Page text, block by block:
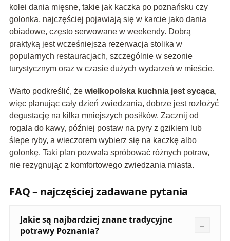
kolei dania mięsne, takie jak kaczka po poznańsku czy
golonka, najczęściej pojawiają się w karcie jako dania
obiadowe, często serwowane w weekendy. Dobrą
praktyką jest wcześniejsza rezerwacja stolika w
popularnych restauracjach, szczególnie w sezonie
turystycznym oraz w czasie dużych wydarzeń w mieście.
Warto podkreślić, że wielkopolska kuchnia jest sycąca,
więc planując cały dzień zwiedzania, dobrze jest rozłożyć
degustację na kilka mniejszych posiłków. Zacznij od
rogala do kawy, później postaw na pyry z gzikiem lub
ślepe ryby, a wieczorem wybierz się na kaczkę albo
golonkę. Taki plan pozwala spróbować różnych potraw,
nie rezygnując z komfortowego zwiedzania miasta.
FAQ – najczęściej zadawane pytania
Jakie są najbardziej znane tradycyjne
potrawy Poznania?